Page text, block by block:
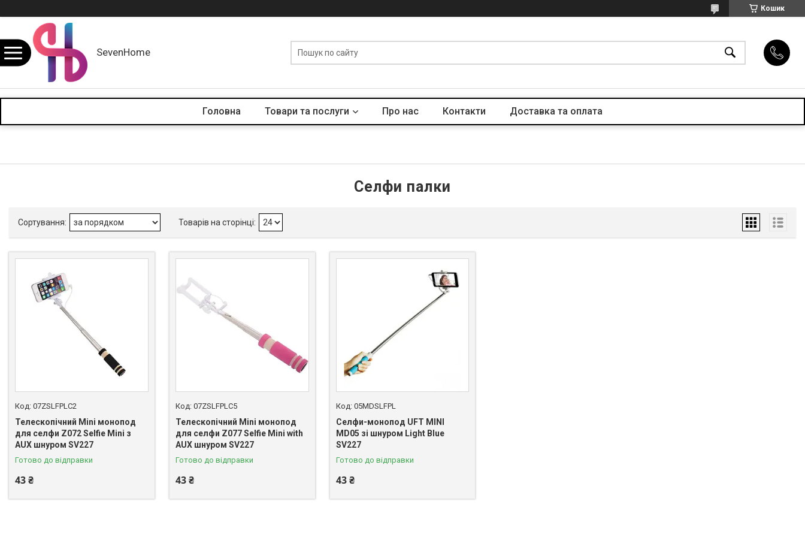
Кошик
SevenHome
Головна Товари та послуги Про нас Контакти Доставка та оплата
Селфи палки
07ZSLFPLC2
Телескопічний Mini монопод
для селфи Z072 Selfie Mini з
AUX шнуром SV227
Готово до відправки
43 ₴
07ZSLFPLC5
Телескопічний Mini монопод
для селфи Z077 Selfie Mini with
AUX шнуром SV227
Готово до відправки
43 ₴
05MDSLFPL
Селфи-монопод UFT MINI
MD05 зі шнуром Light Blue
SV227
Готово до відправки
43 ₴